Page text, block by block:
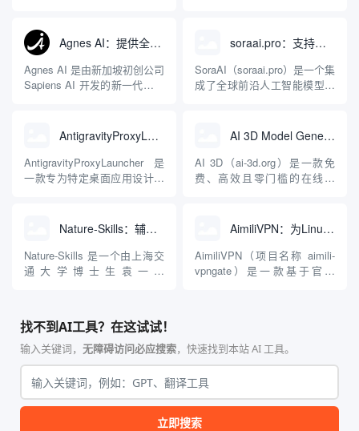
LuaJIT 构建，并在 2019 年作
为顶级开源项目捐赠给
Apache 软件基金会。APISIX
彻底摒...
程助手的账号与运行环境而设
计。它目前支持包括
Antigravity IDE、Codex、
GitHub Copilo...
Agnes AI：提供全模态模型免费API、支持图文视频生成与复杂工程执行的智能体平台
Agnes AI 是由新加坡初创公司
Sapiens AI 开发的新一代多模
限制，提供集文本、图像、视
频生成于一体的“全模态”大模
型能力。平台的核心产品矩阵
包括主打自动化工作流的
soraai.pro：支持多模型文字转视频和图像生成的在线创作工具
SoraAI（soraai.pro）是一个集
成了全球前沿人工智能模型的
者、营销人员及广大用户提供
一站式、开箱即用的视觉内容
生成解决方案。网站的核心优
势在于其强大的多模型聚合能
AntigravityProxyLauncher：免TUN全局代理使用Antigravity IDE
AntigravityProxyLauncher 是
一款专为特定桌面应用设计的
Windows 平台。当用户使用桌
面版 Gemini 客户端或
Antigravity IDE ...
AI 3D Model Generator：通过文本和图像快速生成3D模型的在线工具
AI 3D（ai-3d.org）是一款免
费、高效且零门槛的在线AI
动Seed 3D两大行业领先的AI
模型架构，致力于帮助用户无
需掌握复杂的3D拓扑知识或昂
贵的专业软件，即可在...
Nature-Skills：辅助撰写学术论文和绘制科研图表的智能体插件
Nature-Skills 是一个由上海交
通大学博士生袁一哲
合，专为顶级学术期刊（如
Nature、Science、Cell 等）
的论文撰写与发表流程设计。
该工具集以智能体插...
AimiliVPN：为Linux提供纯净出站家庭IP的VPN代理网关
AimiliVPN（项目名称 aimili-
vpngate）是一款基于官方
纯 Python 标准库编写，用户
无需安装...
找不到AI工具？在这试试！
输入关键词， 无障碍访问必应搜索，快速找到本站 AI 工具。
立即搜索